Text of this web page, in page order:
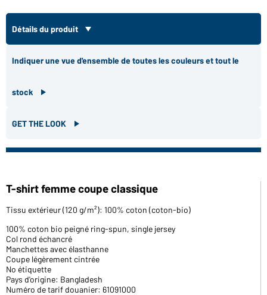
Détails du produit
Indiquer une vue d'ensemble de toutes les couleurs et tout le
stock
GET THE LOOK
T-shirt femme coupe classique
Tissu extérieur (120 g/m²): 100% coton (coton-bio)
100% coton bio peigné ring-spun, single jersey
Col rond échancré
Manchettes avec élasthanne
Coupe légèrement cintrée
No étiquette
Pays d'origine: Bangladesh
Numéro de tarif douanier: 61091000